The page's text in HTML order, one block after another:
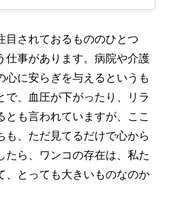
目されておるもののひとつ
仕事があります。病院や介護
心に安らぎを与えるというも
で、血圧が下がったり、リラ
とも言われていますが、ここ
も、ただ見てるだけで心から
たら、ワンコの存在は、私た
、とっても大きいものなのか